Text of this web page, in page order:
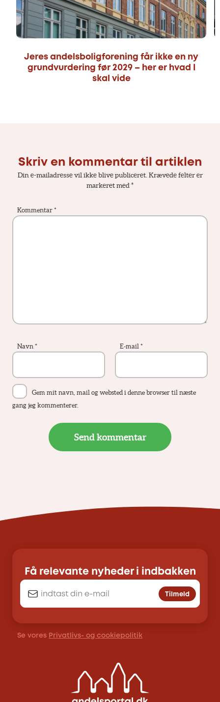
Jeres andelsboligforening får ikke en ny
grundvurdering før 2029 – her er hvad I
skal vide
Skriv en kommentar til artiklen
Din e-mailadresse vil ikke blive publiceret. Krævede felter er
markeret med*
Kommentar *
Navn * E-mail *
Gem mit navn, mail og websted i denne browser til næste
gang jeg kommenterer.
Få relevante nyheder i indbakken
Tilmeld
Se vores Privatlivs- og cookiepolitik